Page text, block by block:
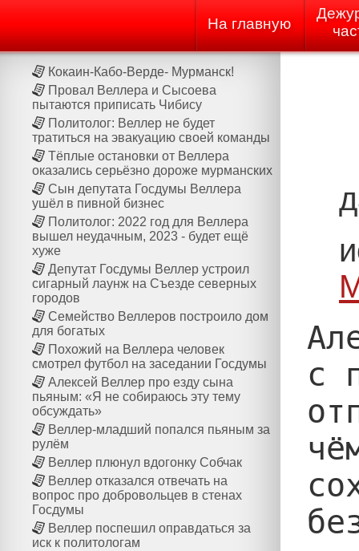
На главную
Кокаин-Кабо-Верде- Мурманск!
Провал Веллера и Сысоева
пытаются приписать Чибису
Политолог: Веллер не будет
тратиться на эвакуацию своей команды
Тёплые остановки от Веллера
оказались серьёзно дороже мурманских
Сын депутата Госдумы Веллера
ушёл в пивной бизнес
Политолог: 2022 год для Веллера
вышел неудачным, 2023 - будет ещё
хуже
Депутат Госдумы Веллер устроил
сигарный лаунж на Cъезде северных
городов
Семейство Веллеров построило дом
для богатых
Похожий на Веллера человек
смотрел футбол на заседании Госдумы
Алексей Веллер про езду сына
пьяным: «Я не собираюсь эту тему
обсуждать»
Веллер-младший попался пьяным за
рулём
Веллер плюнул вдогонку Собчак
Веллер отказался отвечать на
вопрос про добровольцев в стенах
Госдумы
Веллер поспешил оправдаться за
иск к политологам
с